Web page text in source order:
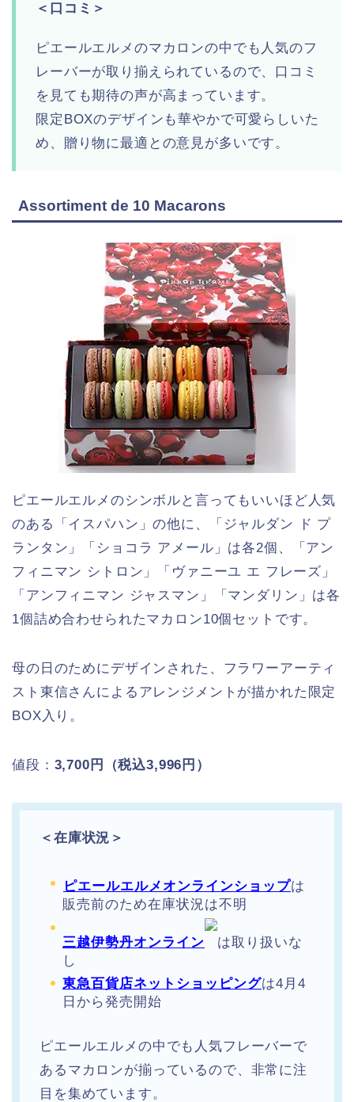
＜口コミ＞
ピエールエルメのマカロンの中でも人気のフ
レーバーが取り揃えられているので、口コミ
を見ても期待の声が高まっています。
限定BOXのデザインも華やかで可愛らしいた
め、贈り物に最適との意見が多いです。
Assortiment de 10 Macarons
ピエールエルメのシンボルと言ってもいいほど人気
のある「イスパハン」の他に、「ジャルダン ド プ
ランタン」「ショコラ アメール」は各2個、「アン
フィニマン シトロン」「ヴァニーユ エ フレーズ」
「アンフィニマン ジャスマン」「マンダリン」は各
1個詰め合わせられたマカロン10個セットです。
母の日のためにデザインされた、フラワーアーティ
スト東信さんによるアレンジメントが描かれた限定
BOX入り。
値段： 3,700円（税込3,996円）
＜在庫状況＞
ピエールエルメオンラインショップは
販売前のため在庫状況は不明
三越伊勢丹オンライン
は取り扱いな
し
東急百貨店ネットショッピングは4月4
日から発売開始
ピエールエルメの中でも人気フレーバーで
あるマカロンが揃っているので、非常に注
目を集めています。